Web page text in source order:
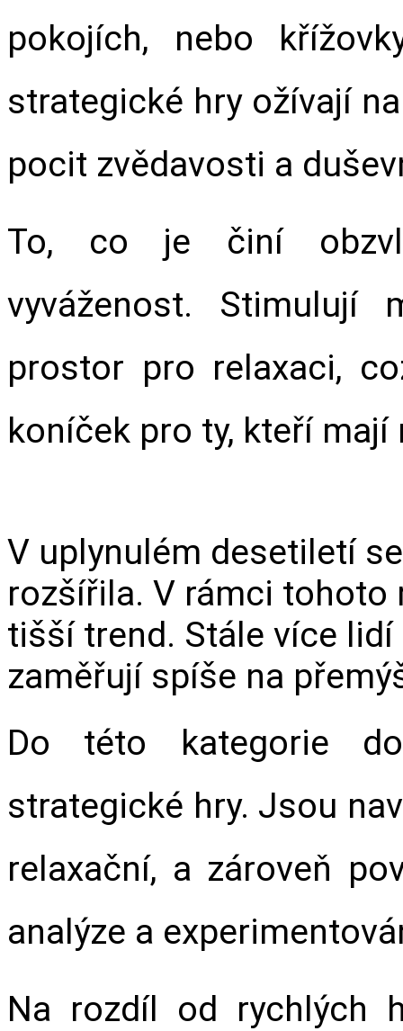
pokojích, nebo
strategické hry ožívají
pocit zvědavosti a
To, co je činí
vyváženost. Stimulují
prostor pro relaxaci,
koníček pro ty, kteří mají
V uplynulém desetiletí
rozšířila. V rámci tohoto
tišší trend. Stále více lidí
zaměřují spíše na
Do této kategorie
strategické hry. Jsou
relaxační, a zároveň
analýze a
Na rozdíl od rychlých